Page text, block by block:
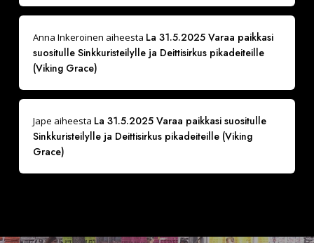
Anna Inkeroinen aiheesta La 31.5.2025 Varaa paikkasi
suositulle Sinkkuristeilylle ja Deittisirkus pikadeiteille
(Viking Grace)
Jape aiheesta La 31.5.2025 Varaa paikkasi suositulle
Sinkkuristeilylle ja Deittisirkus pikadeiteille (Viking
Grace)